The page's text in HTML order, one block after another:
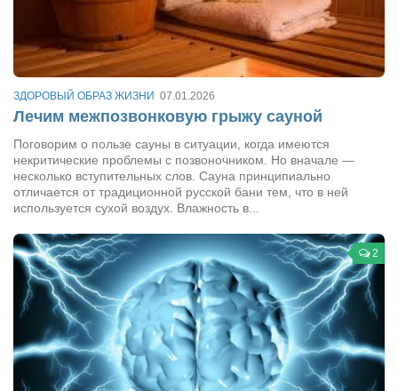
ЗДОРОВЫЙ ОБРАЗ ЖИЗНИ 07.01.2026
Лечим межпозвонковую грыжу сауной
Поговорим о пользе сауны в ситуации, когда имеются
некритические проблемы с позвоночником. Но вначале —
несколько вступительных слов. Сауна принципиально
отличается от традиционной русской бани тем, что в ней
используется сухой воздух. Влажность в...
2